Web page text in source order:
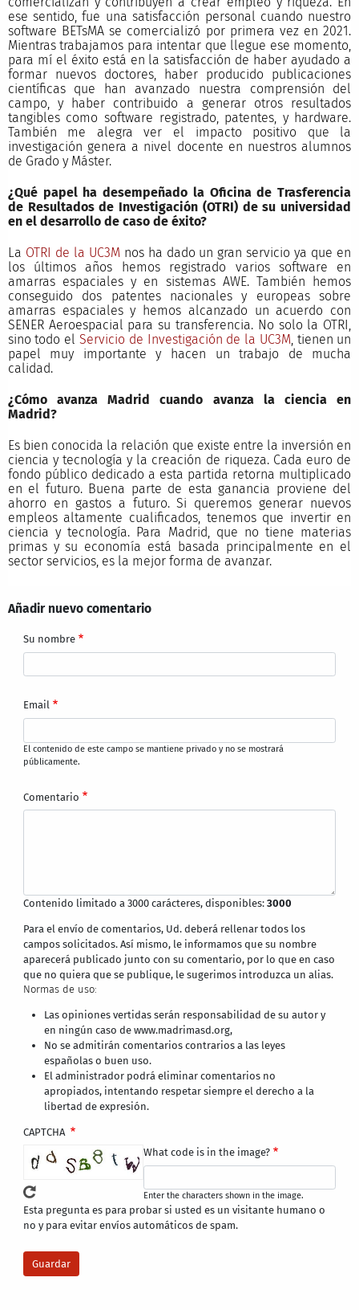
ese sentido, fue una satisfacción personal cuando nuestro
software BETsMA se comercializó por primera vez en 2021.
Mientras trabajamos para intentar que llegue ese momento,
para mí el éxito está en la satisfacción de haber ayudado a
formar nuevos doctores, haber producido publicaciones
científicas que han avanzado nuestra comprensión del
campo, y haber contribuido a generar otros resultados
tangibles como software registrado, patentes, y hardware.
También me alegra ver el impacto positivo que la
investigación genera a nivel docente en nuestros alumnos
de Grado y Máster.
¿Qué papel ha desempeñado la Oficina de Trasferencia
de Resultados de Investigación (OTRI) de su universidad
en el desarrollo de caso de éxito?
La OTRI de la UC3Mnos ha dado un gran servicio ya que en
los últimos años hemos registrado varios software en
amarras espaciales y en sistemas AWE. También hemos
conseguido dos patentes nacionales y europeas sobre
amarras espaciales y hemos alcanzado un acuerdo con
SENER Aeroespacial para su transferencia. No solo la OTRI,
sino todo el Servicio de Investigación de la UC3M, tienen un
papel muy importante y hacen un trabajo de mucha
calidad.
¿Cómo avanza Madrid cuando avanza la ciencia en
Madrid?
Es bien conocida la relación que existe entre la inversión en
ciencia y tecnología y la creación de riqueza. Cada euro de
fondo público dedicado a esta partida retorna multiplicado
en el futuro. Buena parte de esta ganancia proviene del
ahorro en gastos a futuro. Si queremos generar nuevos
empleos altamente cualificados, tenemos que invertir en
ciencia y tecnología. Para Madrid, que no tiene materias
primas y su economía está basada principalmente en el
sector servicios, es la mejor forma de avanzar.
Añadir nuevo comentario
Su nombre
Email
El contenido de este campo se mantiene privado y no se mostrará
públicamente.
Comentario
Contenido limitado a 3000 carácteres, disponibles:3000
Para el envío de comentarios, Ud. deberá rellenar todos los
campos solicitados. Así mismo, le informamos que su nombre
aparecerá publicado junto con su comentario, por lo que en caso
que no quiera que se publique, le sugerimos introduzca un alias.
Normas de uso:
Las opiniones vertidas serán responsabilidad de su autor y
en ningún caso de www.madrimasd.org,
No se admitirán comentarios contrarios a las leyes
españolas o buen uso.
El administrador podrá eliminar comentarios no
apropiados, intentando respetar siempre el derecho a la
libertad de expresión.
CAPTCHA
What code is in the image?
Enter the characters shown in the image.
Esta pregunta es para probar si usted es un visitante humano o
no y para evitar envíos automáticos de spam.